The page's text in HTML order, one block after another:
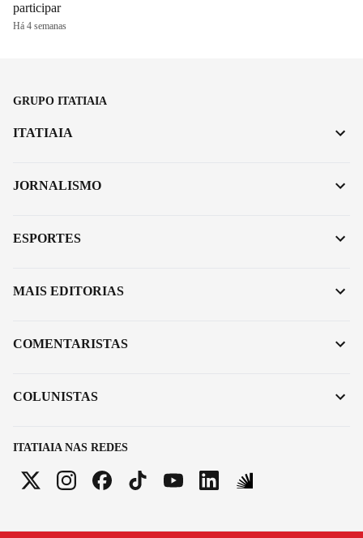
participar
Há 4 semanas
GRUPO ITATIAIA
ITATIAIA NAS REDES
ITATIAIA
JORNALISMO
ESPORTES
MAIS EDITORIAS
COMENTARISTAS
COLUNISTAS